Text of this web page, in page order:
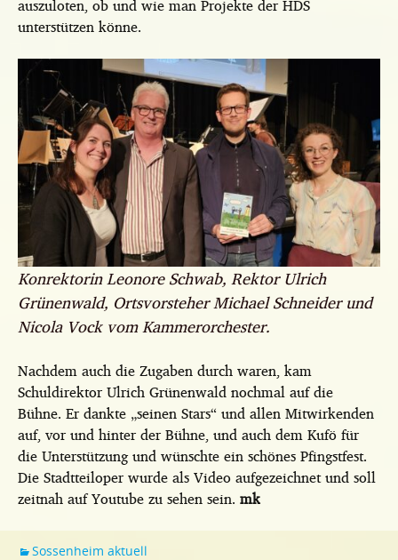
auszuloten, ob und wie man Projekte der HDS
unterstützen könne.
Konrektorin Leonore Schwab, Rektor Ulrich
Grünenwald, Ortsvorsteher Michael Schneider und
Nicola Vock vom Kammerorchester.
Nachdem auch die Zugaben durch waren, kam
Schuldirektor Ulrich Grünenwald nochmal auf die
Bühne. Er dankte „seinen Stars“ und allen Mitwirkenden
auf, vor und hinter der Bühne, und auch dem Kufö für
die Unterstützung und wünschte ein schönes Pfingstfest.
Die Stadtteiloper wurde als Video aufgezeichnet und soll
zeitnah auf Youtube zu sehen sein. mk
Sossenheim aktuell